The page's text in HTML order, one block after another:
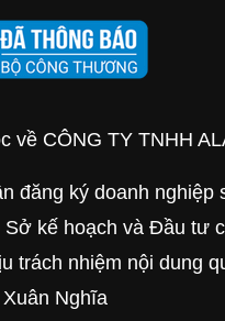
về CÔNG TY TNHH
đăng ký doanh nghiệp
Sở kế hoạch và Đầu tư
trách nhiệm nội dung
Nghĩa